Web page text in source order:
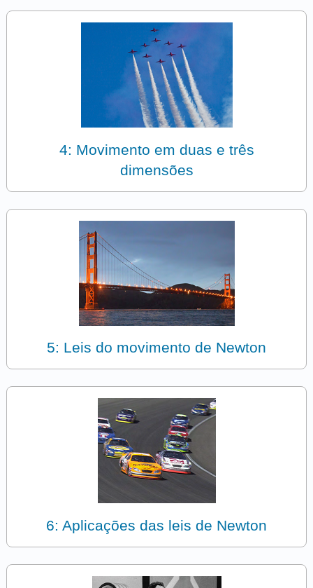
4: Movimento em duas e três
dimensões
5: Leis do movimento de Newton
6: Aplicações das leis de Newton